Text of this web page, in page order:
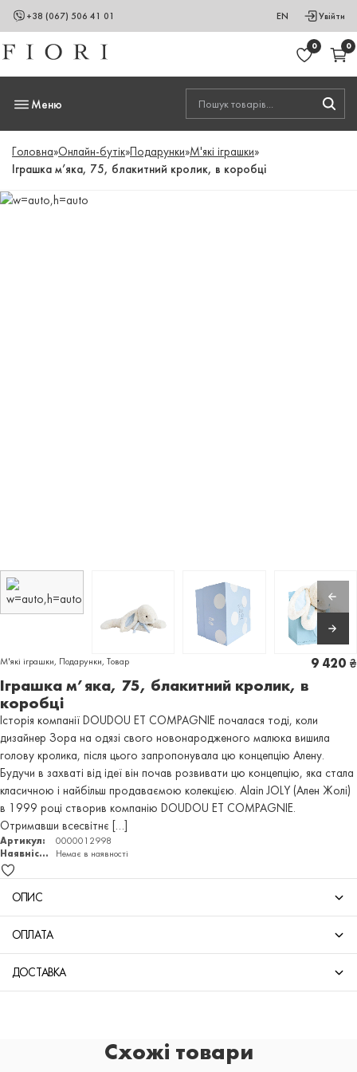
+38 (067) 506 41 01 EN Увійти
0 0
Меню
Головна»Онлайн-бутік»Подарунки»М'які іграшки»
Іграшка м’яка, 75, блакитний кролик, в коробці
М'які іграшки, Подарунки, Товар
Іграшка м’яка, 75, блакитний кролик, в
коробці
9 420 ₴
Історія компанії DOUDOU ET COMPAGNIE почалася тоді, коли
дизайнер Зора на одязі свого новонародженого малюка вишила
голову кролика, після цього запропонувала цю концепцію Алену.
Будучи в захваті від ідеї він почав розвивати цю концепцію, яка стала
класичною і найбільш продаваємою колекцією. Alain JOLY (Ален Жолі)
в 1999 році створив компанію DOUDOU ET COMPAGNIE.
Отримавши всесвітнє […]
Артикул:
0000012998
Наявність:
Немає в наявності
ОПИС
ОПЛАТА
ДОСТАВКА
Схожі товари